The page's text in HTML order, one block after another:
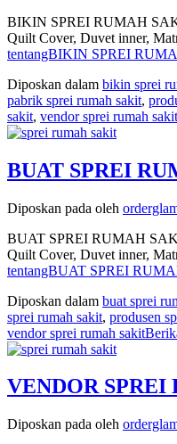
BIKIN SPREI RUMAH
Quilt Cover, Duvet inner,
tentangBIKIN SPREI
Diposkan dalam bikin sprei
pabrik sprei rumah sakit,
sakit, vendor sprei rumah sakit
BUAT SPREI
Diposkan pada oleh
BUAT SPREI RUMAH
Quilt Cover, Duvet inner,
tentangBUAT SPREI
Diposkan dalam buat sprei
sprei rumah sakit, produsen
vendor sprei rumah sakit
VENDOR SPREI
Diposkan pada oleh